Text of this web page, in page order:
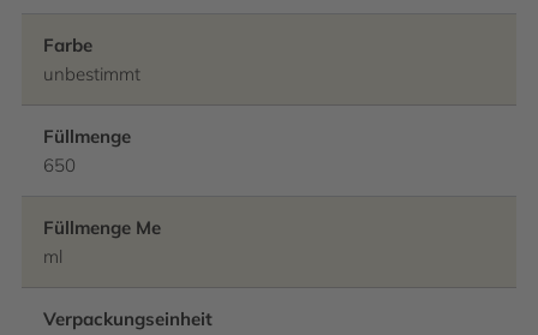
Farbe
unbestimmt
Füllmenge
650
Füllmenge Me
ml
Verpackungseinheit